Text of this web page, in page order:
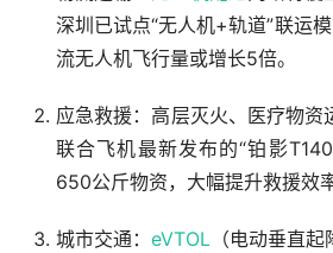
深圳已试点“无人机+轨道”联运
流无人机飞行量或增长5倍。
应急救援：高层灭火、医疗物资
联合飞机最新发布的“铂影
650公斤物资，大幅提升救援效率
城市交通： eVTOL （电动垂直